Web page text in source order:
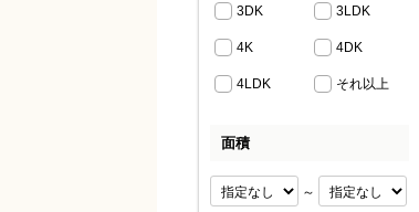
3DK 3LDK
4K 4DK
4LDK それ以上
面積
～